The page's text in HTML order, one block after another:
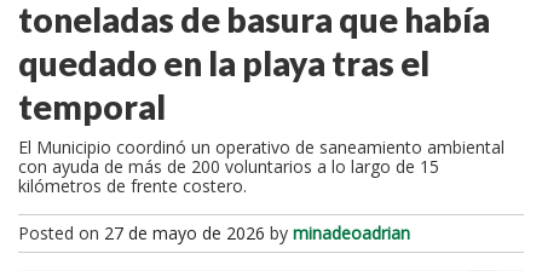
toneladas de basura que había
quedado en la playa tras el
temporal
El Municipio coordinó un operativo de saneamiento ambiental
con ayuda de más de 200 voluntarios a lo largo de 15
kilómetros de frente costero.
Posted on 27 de mayo de 2026 by minadeoadrian